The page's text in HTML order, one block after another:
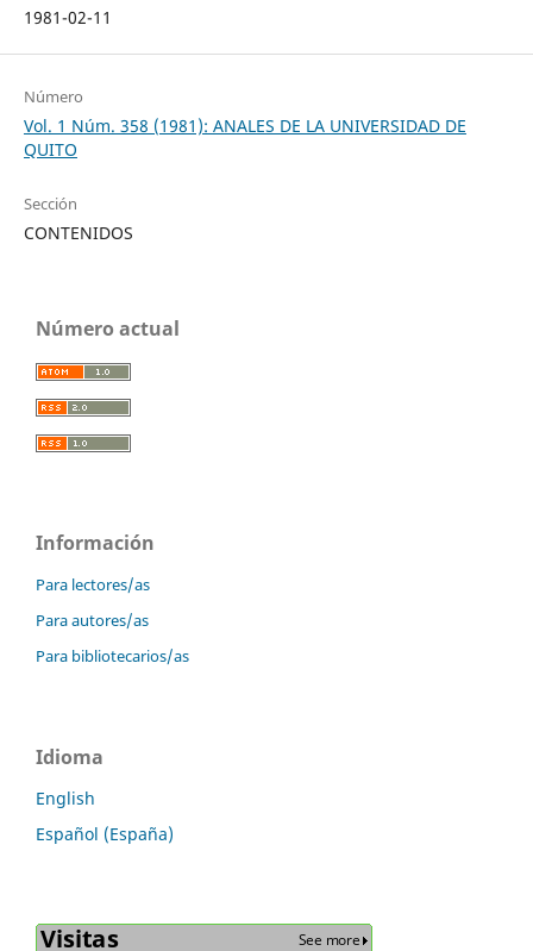
1981-02-11
Número
Vol. 1 Núm. 358 (1981): ANALES DE LA UNIVERSIDAD DE
QUITO
Sección
CONTENIDOS
Número actual
Información
Para lectores/as
Para autores/as
Para bibliotecarios/as
Idioma
English
Español (España)